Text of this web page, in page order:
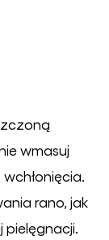
wmasuj
rano, jak